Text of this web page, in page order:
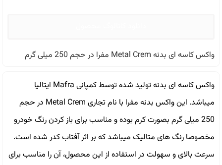
واکس کاسه ای بدنه Metal Crem مفرا در حجم 250 میلی گرم
واکس کاسه ای بدنه تولید شده توسط کمپانی Mafra ایتالیا
میباشد. این واکس بدنه مفرا با نام تجاری Metal Crem در حجم
250 میلی گرم بصورت کرم بوده و مناسب برای باز کردن رنگ خودرو
مخصوصا رنگ های متالیک میباشد که بر اثر آفتاب کدر شده است.
سرعت بالای و سهولت در استفاده از این محصول، آن را مناسب برای